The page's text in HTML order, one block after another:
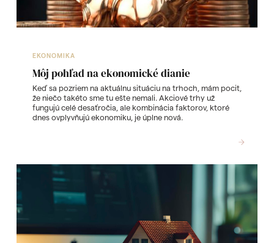
EKONOMIKA
Môj pohľad na ekonomické dianie
Keď sa pozriem na aktuálnu situáciu na trhoch, mám pocit,
že niečo takéto sme tu ešte nemali. Akciové trhy už
fungujú celé desaťročia, ale kombinácia faktorov, ktoré
dnes ovplyvňujú ekonomiku, je úplne nová.